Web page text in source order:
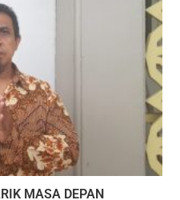
MASA DEPAN